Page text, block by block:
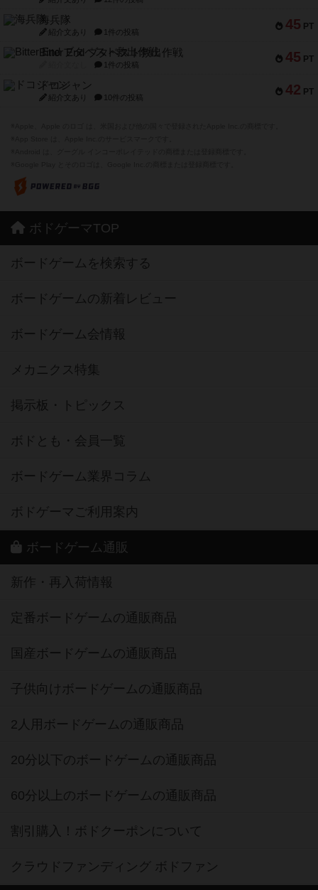
45 PT
海兵隊
紹介文あり 1件の投稿
45 PT
Bitter End ブタペスト救出作戦
1件の投稿
42 PT
ドコジャン
紹介文あり 10件の投稿
ボドゲーマTOP
ボードゲームを検索する
ボードゲームの新着レビュー
ボードゲーム会情報
メカニクス特集
掲示板・トピックス
ボドとも・会員一覧
ボードゲーム業界コラム
ボドゲーマご利用案内
ボードゲーム通販
新作・再入荷情報
定番ボードゲームの通販商品
国産ボードゲームの通販商品
子供向けボードゲームの通販商品
2人用ボードゲームの通販商品
20分以下のボードゲームの通販商品
60分以上のボードゲームの通販商品
割引購入！ボドクーポンについて
クラウドファンディング ボドファン